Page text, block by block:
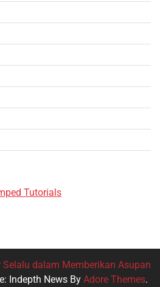
Tutorials
Selalu dalam Memberikan Asupan
Indepth News By Adore Themes.